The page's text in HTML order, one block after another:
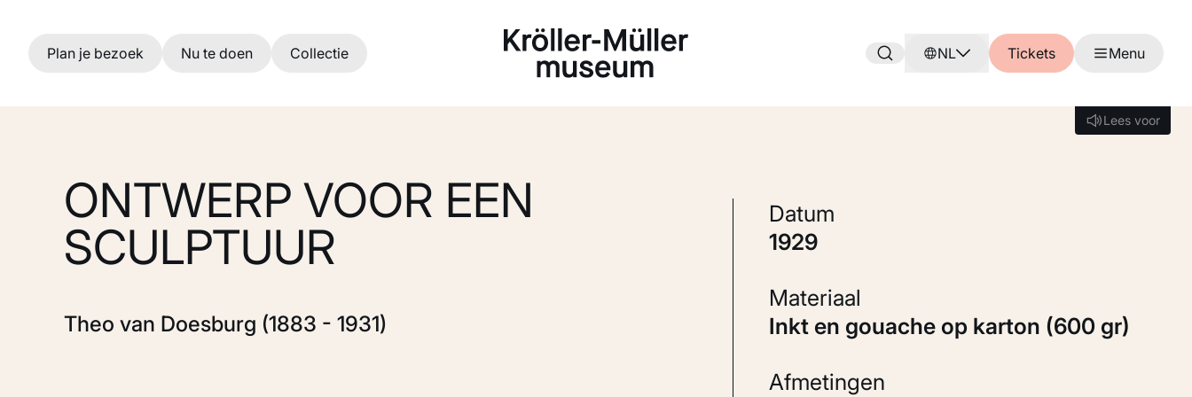
Ga naar hoofdinhoud
Plan je bezoek Nu te doen Collectie NL Tickets Menu
Lees voor
Lees voor
ONTWERP VOOR EEN
SCULPTUUR
Theo van Doesburg (1883 - 1931)
Datum
1929
Materiaal
Inkt en gouache op karton (600 gr)
Afmetingen